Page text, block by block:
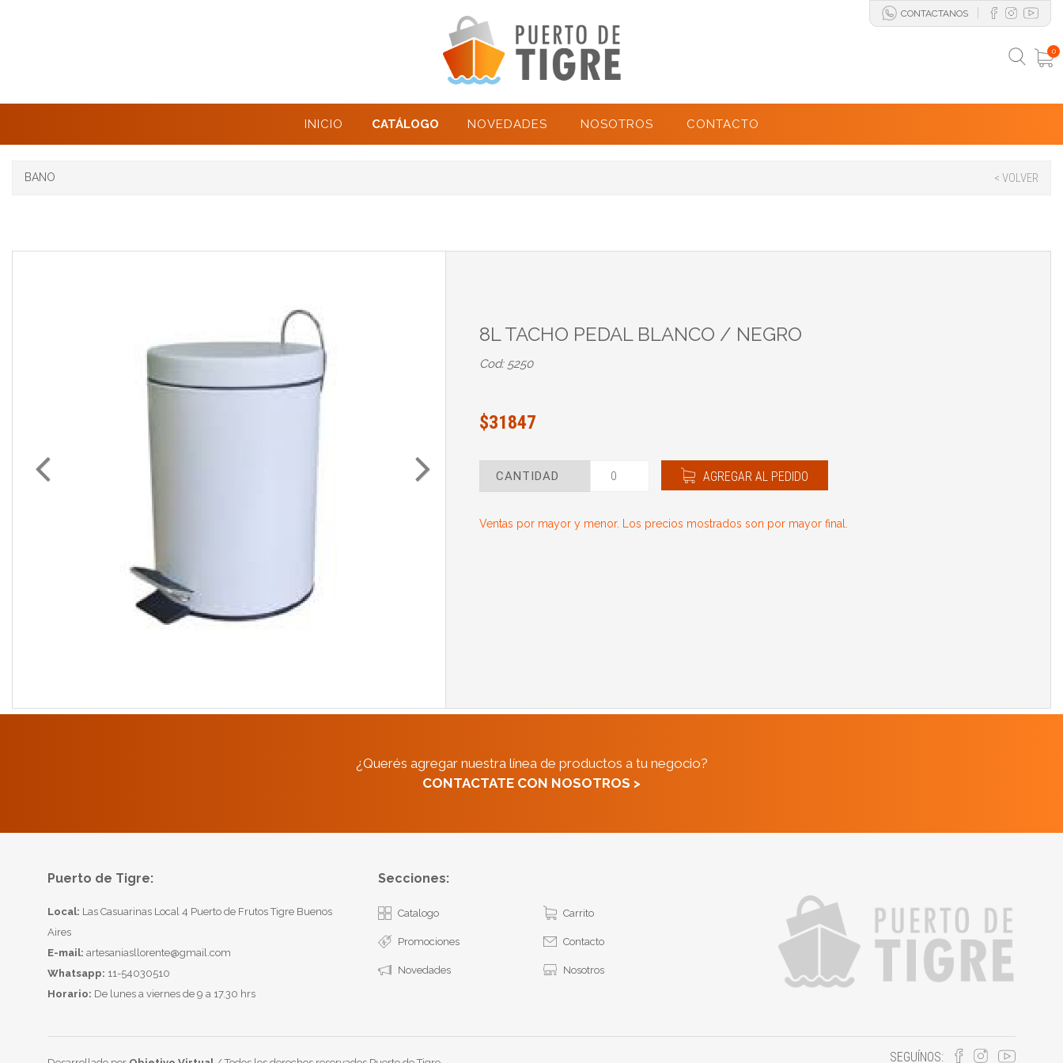
CONTACTANOS
0
INICIO CATÁLOGO NOVEDADES NOSOTROS CONTACTO
BANO < VOLVER
8L TACHO PEDAL BLANCO / NEGRO
Cod: 5250
$31847
CANTIDAD AGREGAR AL PEDIDO
Ventas por mayor y menor. Los precios mostrados son por mayor final.
¿Querés agregar nuestra línea de productos a tu negocio?
CONTACTATE CON NOSOTROS >
Puerto de Tigre:
Local: Las Casuarinas Local 4 Puerto de Frutos Tigre Buenos
Aires
E-mail: artesaniasllorente@gmail.com
Whatsapp: 11-54030510
Horario: De lunes a viernes de 9 a 17.30 hrs
Secciones:
Catalogo
Promociones
Novedades
Carrito
Contacto
Nosotros
SEGUÍNOS: